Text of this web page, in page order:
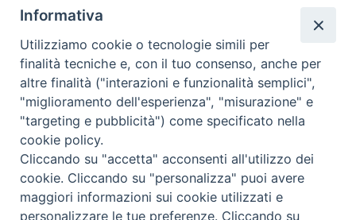
Informativa
Utilizziamo cookie o tecnologie simili per
finalità tecniche e, con il tuo consenso, anche per
altre finalità ("interazioni e funzionalità semplici",
"miglioramento dell'esperienza", "misurazione" e
"targeting e pubblicità") come specificato nella
cookie policy.
Cliccando su "accetta" acconsenti all'utilizzo dei
cookie. Cliccando su "personalizza" puoi avere
maggiori informazioni sui cookie utilizzati e
personalizzare le tue preferenze. Cliccando su